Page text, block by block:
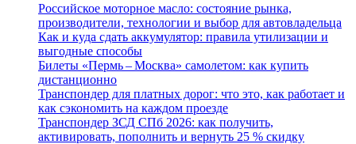
Российское моторное масло: состояние рынка,
производители, технологии и выбор для автовладельца
Как и куда сдать аккумулятор: правила утилизации и
выгодные способы
Билеты «Пермь – Москва» самолетом: как купить
дистанционно
Транспондер для платных дорог: что это, как работает и
как сэкономить на каждом проезде
Транспондер ЗСД СПб 2026: как получить,
активировать, пополнить и вернуть 25 % скидку